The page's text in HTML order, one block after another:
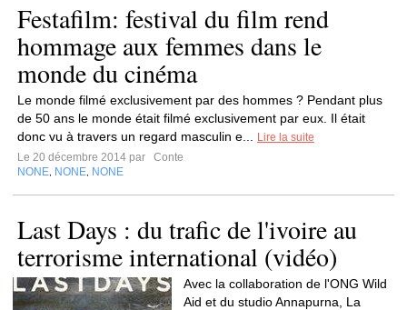
Festafilm: festival du film rend
hommage aux femmes dans le
monde du cinéma
Le monde filmé exclusivement par des hommes ? Pendant plus
de 50 ans le monde était filmé exclusivement par eux. Il était
donc vu à travers un regard masculin e...
Lire la suite
Le 20 décembre 2014 par
Conte
NONE NONE NONE
Last Days : du trafic de l'ivoire au
terrorisme international (vidéo)
Avec la collaboration de l'ONG Wild
Aid et du studio Annapurna, La